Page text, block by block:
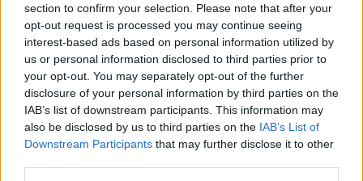
section to confirm your selection. Please note that after your
opt-out request is processed you may continue seeing
interest-based ads based on personal information utilized by
us or personal information disclosed to third parties prior to
your opt-out. You may separately opt-out of the further
disclosure of your personal information by third parties on the
IAB’s list of downstream participants. This information may
also be disclosed by us to third parties on the IAB’s List of
Downstream Participants that may further disclose it to other